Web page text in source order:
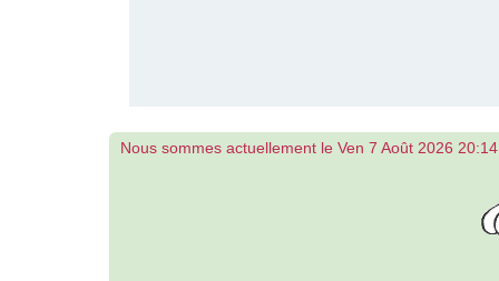
Nous sommes actuellement le Ven 7 Août 2026 20:14